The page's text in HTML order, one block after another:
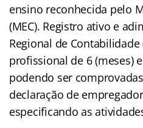
ensino reconhecida pelo
(MEC). Registro ativo e
Regional de Contabilidade
profissional de 6 (meses)
podendo ser
declaração de
especificando as